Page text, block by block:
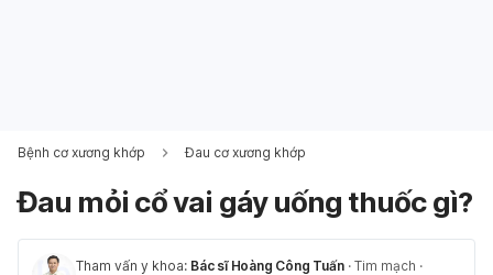
Bệnh cơ xương khớp Đau cơ xương khớp
Đau mỏi cổ vai gáy uống thuốc gì?
Tham vấn y khoa: Bác sĩ Hoàng Công Tuấn · Tim mạch ·